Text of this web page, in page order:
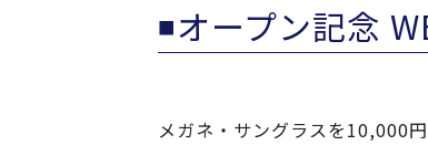
◾️オープン記念
メガネ・サングラスを10,000